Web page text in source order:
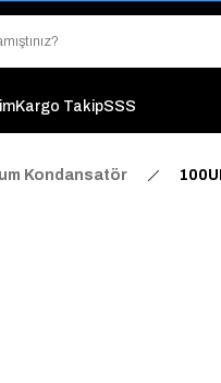
"Saat 14:00'a Kadar Verilen
"Binlerce Ürün
Kargo TakipSSS
Kondansatör